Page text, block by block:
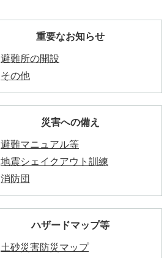
重要なお知らせ
避難所の開設
その他
災害への備え
避難マニュアル等
地震シェイクアウト訓練
消防団
ハザードマップ等
土砂災害防災マップ